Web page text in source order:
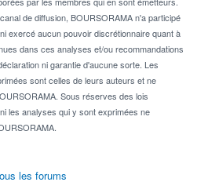
de diffusion, BOURSORAMA n'a participé
exercé aucun pouvoir discrétionnaire quant à
dans ces analyses et/ou recommandations
ni garantie d'aucune sorte. Les
sont celles de leurs auteurs et ne
Sous réserves des lois
les analyses qui y sont exprimées ne
les forums